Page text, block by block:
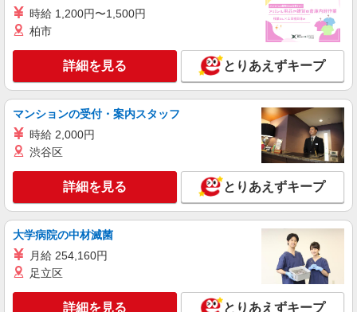
時給 1,200円〜1,500円
柏市
詳細を見る とりあえずキープ
マンションの受付・案内スタッフ
時給 2,000円
渋谷区
詳細を見る とりあえずキープ
大学病院の中材滅菌
月給 254,160円
足立区
詳細を見る とりあえずキープ